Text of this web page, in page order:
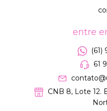
entre
(61)
61
CNB 8, Lote 12.